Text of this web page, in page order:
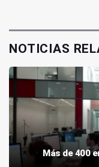
NOTICIAS
Más de 400